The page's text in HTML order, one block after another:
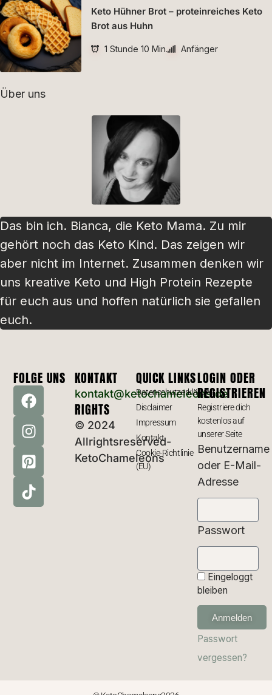
Keto Hühner Brot – proteinreiches Keto
Brot aus Huhn
1 Stunde 10 Min. Anfänger
Über uns
Das bin ich. Bianca, die Keto Mama. Zu mir
gehört noch das Keto Kind. Das zeigen wir
aber nicht im Internet. Zusammen denken wir
uns kreative Keto und High Protein Rezepte
für euch aus und hoffen natürlich sie gefallen
euch.
FOLGE UNS KONTAKT
kontakt@ketochameleons.de
RIGHTS
© 2024
Allrightsreserved-
KetoChameleons
QUICK LINKS
Datenschutzerklärung
Disclaimer
Impressum
Kontakt
Cookie-Richtlinie
(EU)
LOGIN ODER
REGISTRIEREN
Registriere dich
kostenlos auf
unserer Seite
Benutzername
oder E-Mail-
Adresse
Passwort
Eingeloggt
bleiben
Anmelden
Passwort
vergessen?